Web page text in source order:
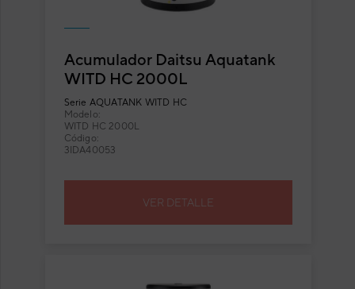
Acumulador Daitsu Aquatank
WITD HC 2000L
Serie AQUATANK WITD HC
Modelo:
WITD HC 2000L
Código:
3IDA40053
VER DETALLE